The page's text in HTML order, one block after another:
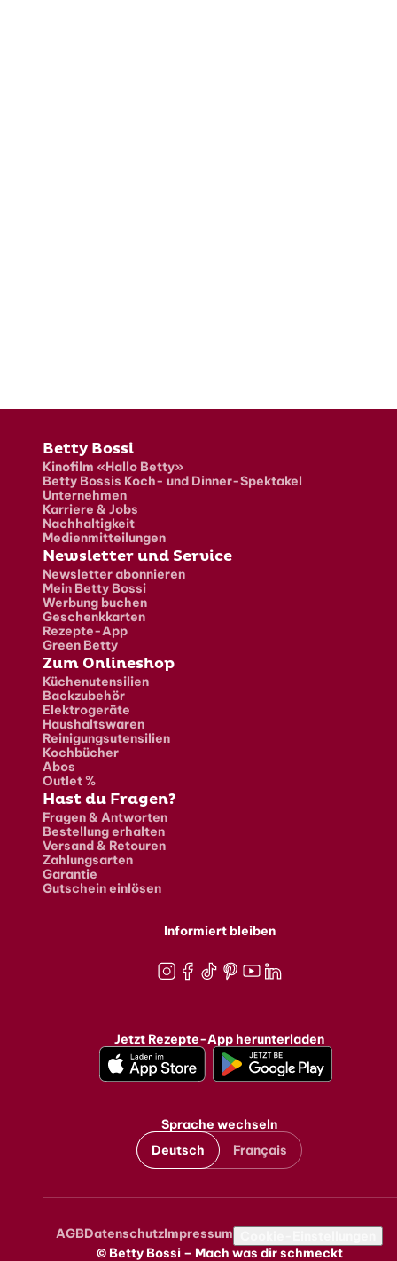
Fusszeile
Betty Bossi
Kinofilm «Hallo Betty»
Betty Bossis Koch- und Dinner-Spektakel
Unternehmen
Karriere & Jobs
Nachhaltigkeit
Medienmitteilungen
Newsletter und Service
Newsletter abonnieren
Mein Betty Bossi
Werbung buchen
Geschenkkarten
Rezepte-App
Green Betty
Zum Onlineshop
Küchenutensilien
Backzubehör
Elektrogeräte
Haushaltswaren
Reinigungsutensilien
Kochbücher
Abos
Outlet %
Hast du Fragen?
Fragen & Antworten
Bestellung erhalten
Versand & Retouren
Zahlungsarten
Garantie
Gutschein einlösen
Informiert bleiben
Jetzt Rezepte-App herunterladen
Sprache wechseln
Deutsch
Français
Metanavigation
AGBDatenschutzImpressum
© Betty Bossi – Mach was dir schmeckt